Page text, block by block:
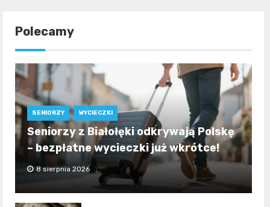
Polecamy
SENIORZY WYCIECZKI
Seniorzy z Białołęki odkrywają Polskę
– bezpłatne wycieczki już wkrótce!
8 sierpnia 2026